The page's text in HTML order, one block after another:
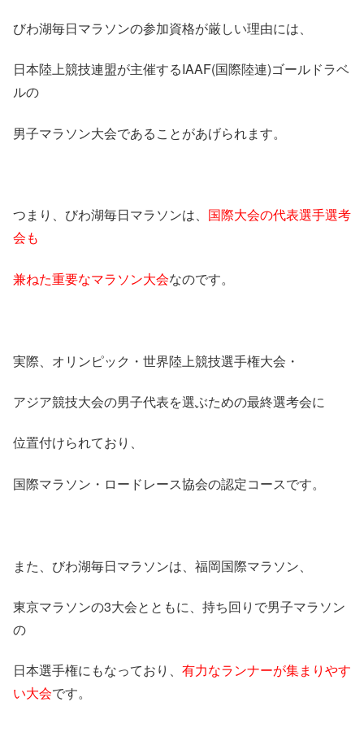
びわ湖毎日マラソンの参加資格が厳しい理由には、
日本陸上競技連盟が主催するIAAF(国際陸連)ゴールドラベ
ルの
男子マラソン大会であることがあげられます。
つまり、びわ湖毎日マラソンは、 国際大会の代表選手選考
会も
兼ねた重要なマラソン大会なのです。
実際、オリンピック・世界陸上競技選手権大会・
アジア競技大会の男子代表を選ぶための最終選考会に
位置付けられており、
国際マラソン・ロードレース協会の認定コースです。
また、びわ湖毎日マラソンは、福岡国際マラソン、
東京マラソンの3大会とともに、持ち回りで男子マラソン
の
日本選手権にもなっており、 有力なランナーが集まりやす
い大会です。